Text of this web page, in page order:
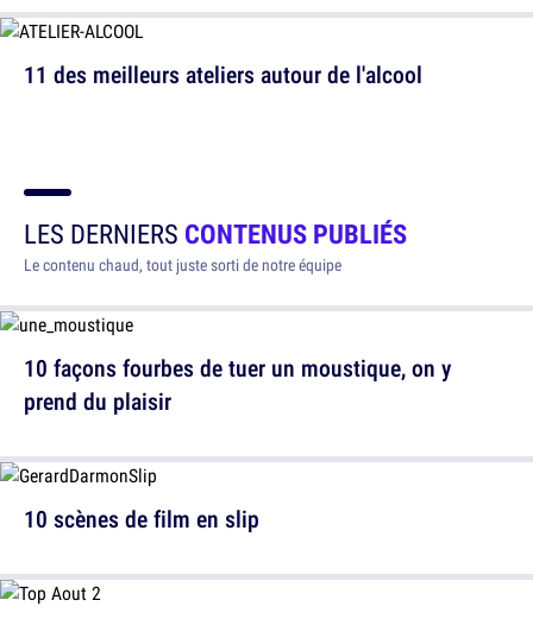
11 des meilleurs ateliers autour de l'alcool
LES DERNIERS CONTENUS PUBLIÉS
Le contenu chaud, tout juste sorti de notre équipe
10 façons fourbes de tuer un moustique, on y
prend du plaisir
10 scènes de film en slip